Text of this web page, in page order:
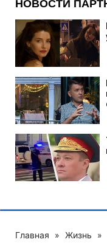
Главная » Жизнь »